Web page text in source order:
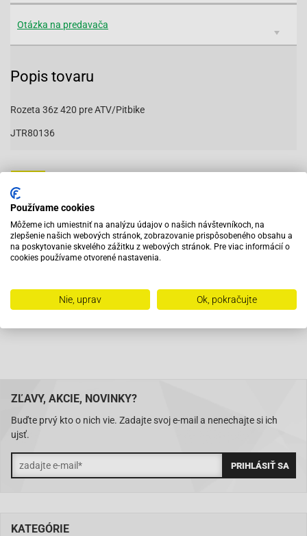
Otázka na predavača
Popis tovaru
Rozeta 36z 420 pre ATV/Pitbike
JTR80136
Pri objednaní do 12:00 tovar zajtra u vás
Skladom 11288 položiek
ZĽAVY, AKCIE, NOVINKY?
Buďte prvý kto o nich vie. Zadajte svoj e-mail a nenechajte si ich
ujsť.
KATEGÓRIE
Používame cookies
Môžeme ich umiestniť na analýzu údajov o našich návštevníkoch, na
zlepšenie našich webových stránok, zobrazovanie prispôsobeného obsahu a
na poskytovanie skvelého zážitku z webových stránok. Pre viac informácií o
cookies používame otvorené nastavenia.
Nie, uprav Ok, pokračujte